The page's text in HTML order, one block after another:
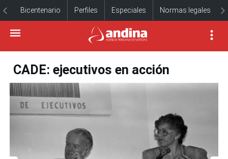
Bicentenario Perfiles Especiales Normas legales
CADE: ejecutivos en acción